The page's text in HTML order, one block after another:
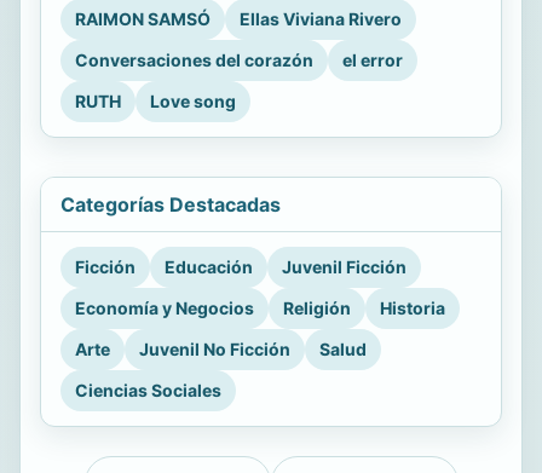
RAIMON SAMSÓ
Ellas Viviana Rivero
Conversaciones del corazón
el error
RUTH
Love song
Categorías Destacadas
Ficción Educación
Juvenil Ficción
Economía y Negocios
Religión
Historia
Arte
Juvenil No Ficción
Salud
Ciencias Sociales